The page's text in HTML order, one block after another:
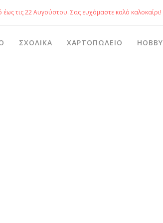
τις 22 Αυγούστου. Σας ευχόμαστε καλό καλοκαίρι!
ΣΧΟΛΙΚΆ ΧΑΡΤΟΠΩΛΕΊΟ HOBBY